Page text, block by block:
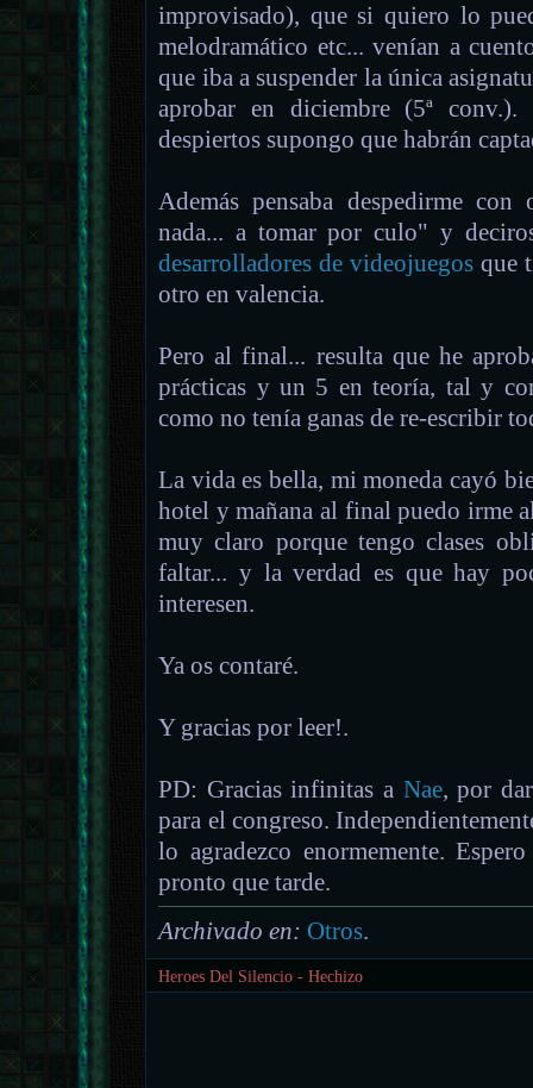
improvisado), que si quiero lo
melodramático etc... venían a
que iba a suspender la única
aprobar en diciembre (5ª
despiertos supongo que habrán
Además pensaba despedirme
nada... a tomar por culo" y
desarrolladores de videojuegos que
otro en valencia.
Pero al final... resulta que he
prácticas y un 5 en teoría, tal y
como no tenía ganas de re-escribir
La vida es bella, mi moneda cayó
hotel y mañana al final puedo irme
muy claro porque tengo clases
faltar... y la verdad es que hay
interesen.
Ya os contaré.
Y gracias por leer!.
PD: Gracias infinitas a Nae, por
para el congreso.
lo agradezco enormemente.
pronto que tarde.
Archivado en: Otros.
Heroes Del Silencio - Hechizo